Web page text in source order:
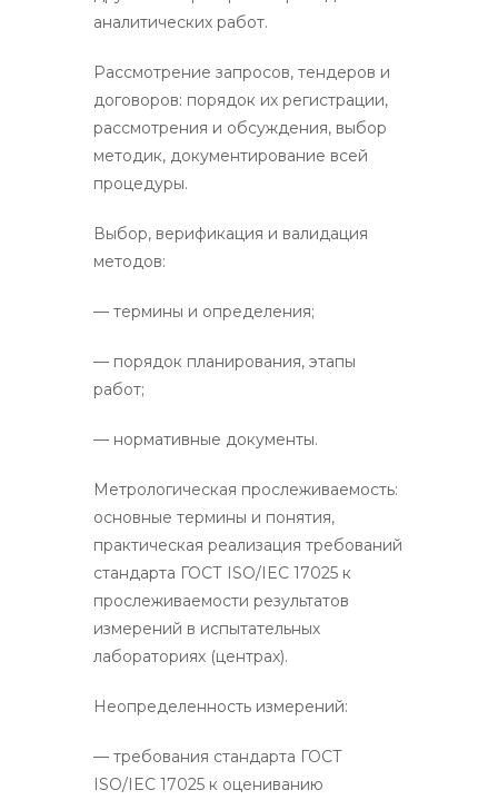
аналитических работ.
Рассмотрение запросов, тендеров и
договоров: порядок их регистрации,
рассмотрения и обсуждения, выбор
методик, документирование всей
процедуры.
Выбор, верификация и валидация
методов:
— термины и определения;
— порядок планирования, этапы
работ;
— нормативные документы.
Метрологическая прослеживаемость:
основные термины и понятия,
практическая реализация требований
стандарта ГОСТ ISO/IEC 17025 к
прослеживаемости результатов
измерений в испытательных
лабораториях (центрах).
Неопределенность измерений:
— требования стандарта ГОСТ
ISO/IEC 17025 к оцениванию